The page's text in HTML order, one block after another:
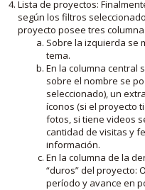
Lista de proyectos:
según los filtros
proyecto posee tres
Sobre la izquierda se
tema.
En la columna central
sobre el nombre se
seleccionado), un
íconos (si el proyecto
fotos, si tiene videos
cantidad de visitas y
información.
En la columna de la
“duros” del proyecto:
período y avance en